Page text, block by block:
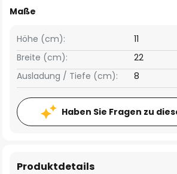
Maße
Breite (cm): 22
Höhe (cm): 11
Ausladung / Tiefe (cm): 8
Haben Sie Fragen zu
Produktdetails